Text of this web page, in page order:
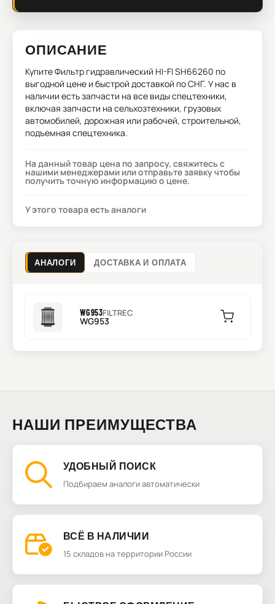
ОПИСАНИЕ
КупитеФильтр гидравлический HI-FI SH66260 по
выгодной цене и быстрой доставкой по СНГ. У нас в
наличии есть запчасти на все виды спецтехники,
включая запчасти на сельхозтехники, грузовых
автомобилей, дорожная или рабочей, строительной,
подъемная спецтехника.
На данный товар цена по запросу, свяжитесь с
нашими менеджерами или отправьте заявку чтобы
получить точную информацию о цене.
У этого товара есть аналоги
АНАЛОГИ ДОСТАВКА И ОПЛАТА
WG953FILTREC
WG953
НАШИ ПРЕИМУЩЕСТВА
УДОБНЫЙ ПОИСК
Подбираем аналоги автоматически
ВСЁ В НАЛИЧИИ
15 складов на территории России